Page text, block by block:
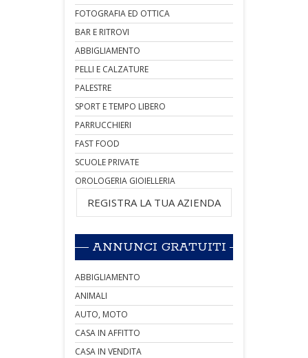
FOTOGRAFIA ED OTTICA
BAR E RITROVI
ABBIGLIAMENTO
PELLI E CALZATURE
PALESTRE
SPORT E TEMPO LIBERO
PARRUCCHIERI
FAST FOOD
SCUOLE PRIVATE
OROLOGERIA GIOIELLERIA
REGISTRA LA TUA AZIENDA
ANNUNCI GRATUITI
ABBIGLIAMENTO
ANIMALI
AUTO, MOTO
CASA IN AFFITTO
CASA IN VENDITA